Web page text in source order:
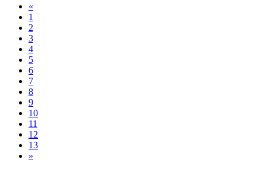
«
1
2
3
4
5
6
7
8
9
10
11
12
13
»